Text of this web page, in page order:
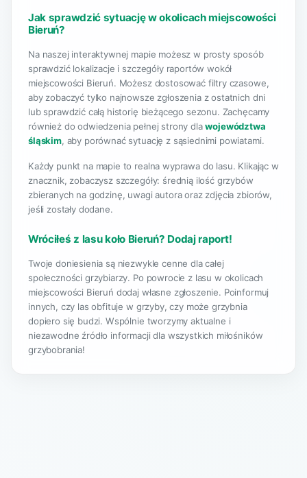
Jak sprawdzić sytuację w okolicach miejscowości
Bieruń?
Na naszej interaktywnej mapie możesz w prosty sposób
sprawdzić lokalizacje i szczegóły raportów wokół
miejscowości Bieruń. Możesz dostosować filtry czasowe,
aby zobaczyć tylko najnowsze zgłoszenia z ostatnich dni
lub sprawdzić całą historię bieżącego sezonu. Zachęcamy
również do odwiedzenia pełnej strony dlawojewództwa
śląskim, aby porównać sytuację z sąsiednimi powiatami.
Każdy punkt na mapie to realna wyprawa do lasu. Klikając w
znacznik, zobaczysz szczegóły: średnią ilość grzybów
zbieranych na godzinę, uwagi autora oraz zdjęcia zbiorów,
jeśli zostały dodane.
Wróciłeś z lasu koło Bieruń? Dodaj raport!
Twoje doniesienia są niezwykle cenne dla całej
społeczności grzybiarzy. Po powrocie z lasu w okolicach
miejscowości Bieruń dodaj własne zgłoszenie. Poinformuj
innych, czy las obfituje w grzyby, czy może grzybnia
dopiero się budzi. Wspólnie tworzymy aktualne i
niezawodne źródło informacji dla wszystkich miłośników
grzybobrania!